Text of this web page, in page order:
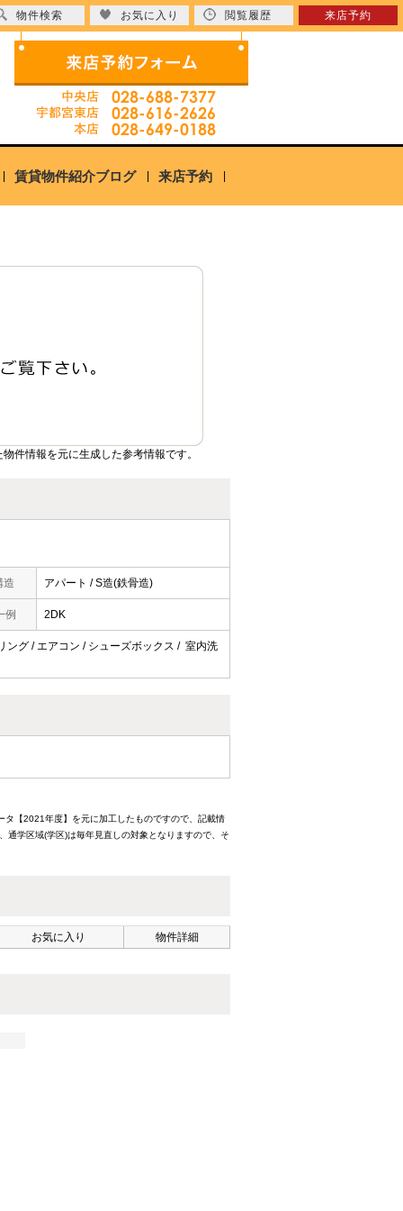
賃貸物件紹介ブログ 来店予約
物件検索 お気に入り 閲覧履歴 来店予約
件情報を元に生成した参考情報です。
造 アパート / S造(鉄骨造)
例 2DK
ング / エアコン / シューズボックス / 室内洗
【2021年度】を元に加工したものですので、記載情
通学区域(学区)は毎年見直しの対象となりますので、そ
お気に入り 物件詳細